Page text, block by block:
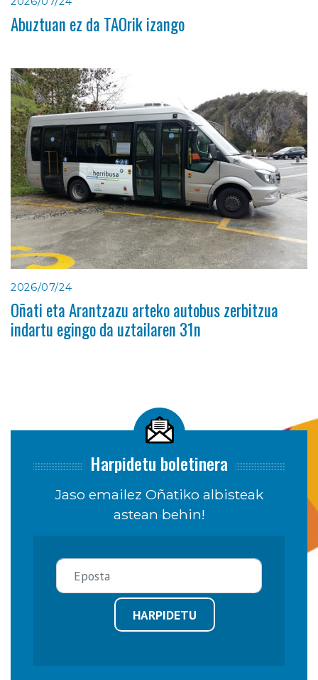
Abuztuan ez da TAOrik izango
2026/07/24
Oñati eta Arantzazu arteko autobus zerbitzua
indartu egingo da uztailaren 31n
Harpidetu boletinera
Jaso emailez Oñatiko albisteak
astean behin!
HARPIDETU